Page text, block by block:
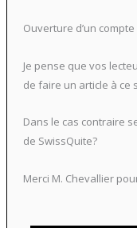
Ouverture d’un
Je pense que vos
de faire un article à ce
Dans le cas contraire
de SwissQuite?
Merci M. Chevallier